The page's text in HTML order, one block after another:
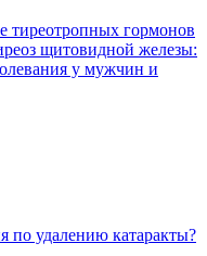
тиреотропных гормонов
щитовидной железы:
у мужчин и
по удалению катаракты?